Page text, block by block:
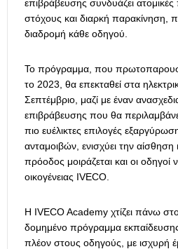
επιβράβευσης συνδυάζει
στόχους και διαρκή παρακίνηση,
διαδρομή κάθε οδηγού.
Το πρόγραμμα, που
το 2023, θα επεκταθεί στα
Σεπτέμβριο, μαζί με έναν
επιβράβευσης που θα
πιο ευέλικτες επιλογές
ανταμοιβών, ενισχύει την
πρόοδος μοιράζεται και οι οδηγοί
οικογένειας IVECO.
Η IVECO Academy χτίζει πάνω
δομημένο πρόγραμμα εκπαίδευσης
πλέον στους οδηγούς, με ισχυρή